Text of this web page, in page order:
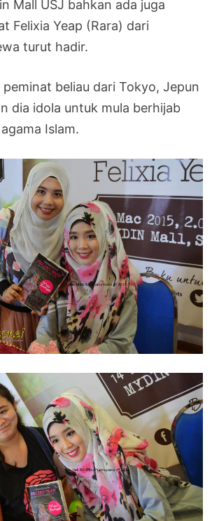
Mall USJ bahkan ada juga
Felixia Yeap (Rara) dari
turut hadir.
beliau dari Tokyo, Jepun
dia idola untuk mula berhijab
Islam.